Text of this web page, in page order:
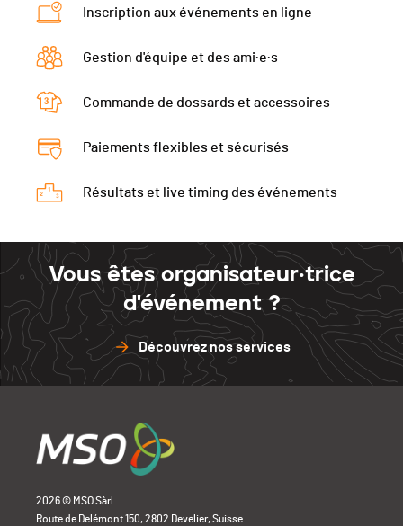
Inscription aux événements en ligne
Gestion d'équipe et des ami·e·s
Commande de dossards et accessoires
Paiements flexibles et sécurisés
Résultats et live timing des événements
Vous êtes organisateur·trice
d'événement ?
Découvrez nos services
2026 © MSO Sàrl
Route de Delémont 150, 2802 Develier, Suisse